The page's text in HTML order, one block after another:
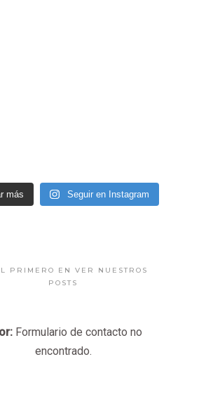
más Seguir en Instagram
PRIMERO EN VER NUESTROS
POSTS
Formulario de contacto no
encontrado.